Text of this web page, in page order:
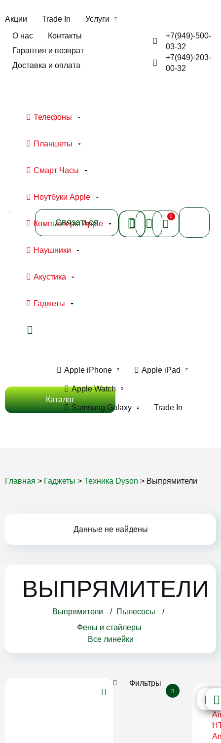
Акции Trade In
Услуги
О нас
Контакты
Гарантия и возврат
Доставка и оплата
+7(949)-500-
03-32
+7(949)-203-
00-32
Телефоны
Планшеты
Смарт Часы
Ноутбуки Apple
Компьютеры Apple
Наушники
Акустика
Гаджеты
Связаться
0
Каталог
Apple iPhone Apple iPad
Apple Watch
Samsung Galaxy Trade In
Главная > Гаджеты > Техника Dyson > Выпрямители
Данные не найдены
ВЫПРЯМИТЕЛИ
Выпрямители / Пылесосы
/
Фены и стайлеры
Все линейки
Фильтры